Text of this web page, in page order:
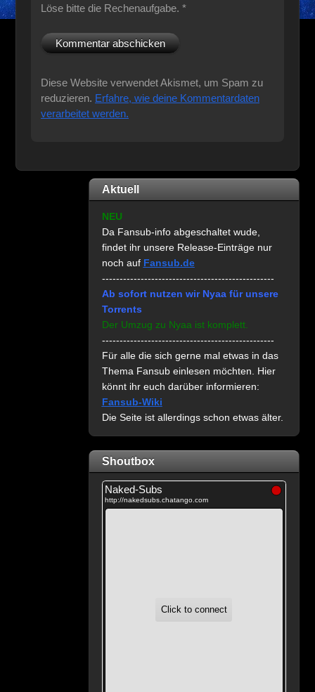
Löse bitte die Rechenaufgabe. *
Diese Website verwendet Akismet, um Spam zu
reduzieren. Erfahre, wie deine Kommentardaten
verarbeitet werden.
Aktuell
NEU
Da Fansub-info abgeschaltet wude,
findet ihr unsere Release-Einträge nur
noch auf Fansub.de
-------------------------------------------------
Ab sofort nutzen wir Nyaa für unsere
Torrents
Der Umzug zu Nyaa ist komplett.
-------------------------------------------------
Für alle die sich gerne mal etwas in das
Thema Fansub einlesen möchten. Hier
könnt ihr euch darüber informieren:
Fansub-Wiki
Die Seite ist allerdings schon etwas älter.
Shoutbox